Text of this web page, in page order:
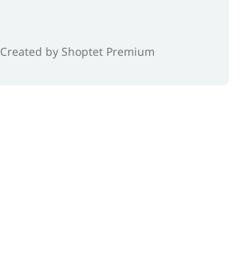
Created by Shoptet Premium